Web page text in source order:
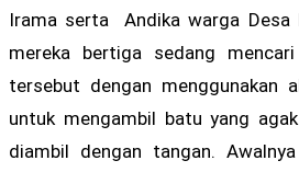
Irama serta Andika warga Desa
mereka bertiga sedang
tersebut dengan menggunakan
untuk mengambil batu yang
diambil dengan tangan.